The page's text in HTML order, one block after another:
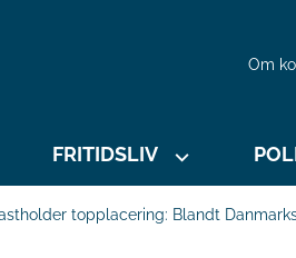
Om
FRITIDSLIV
topplacering: Blandt